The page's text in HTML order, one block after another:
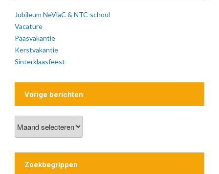
Jubileum NeVlaC & NTC-school
Vacature
Paasvakantie
Kerstvakantie
Sinterklaasfeest
Vorige berichten
Zoekbegrippen